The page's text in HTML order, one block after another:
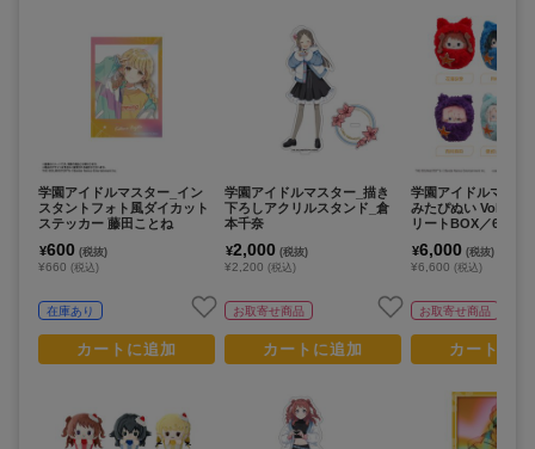
学園アイドルマスター_イン
スタントフォト風ダイカット
ステッカー 藤田ことね
¥600 (税抜)
¥660 (税込)
在庫あり
カートに追加
学園アイドルマスター_描き
下ろしアクリルスタンド_倉
本千奈
¥2,000 (税抜)
¥2,200 (税込)
お取寄せ商品
カートに追加
学園アイドルマスタ
みたぴぬい Vol.1
リートBOX／6個入
¥6,000 (税抜)
¥6,600 (税込)
お取寄せ商品
カートに